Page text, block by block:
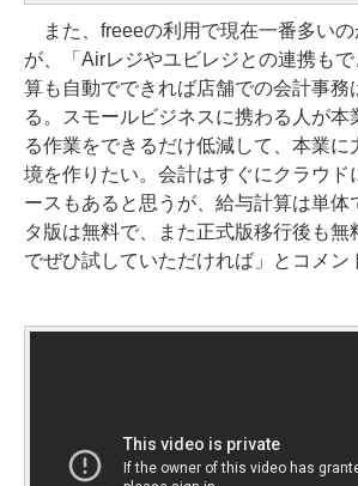
また、freeeの利用で現在一番多いの
が、「Airレジやユビレジとの連携も
算も自動でできれば店舗での会計事務
る。スモールビジネスに携わる人が本
る作業をできるだけ低減して、本業に
境を作りたい。会計はすぐにクラウド
ースもあると思うが、給与計算は単体
タ版は無料で、また正式版移行後も無
でぜひ試していただければ」とコメン